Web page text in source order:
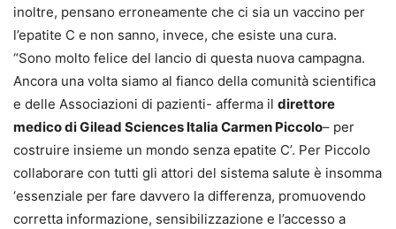
inoltre, pensano erroneamente che ci sia un vaccino per
l’epatite C e non sanno, invece, che esiste una cura.
“Sono molto felice del lancio di questa nuova campagna.
Ancora una volta siamo al fianco della comunità scientifica
e delle Associazioni di pazienti- afferma il direttore
medico di Gilead Sciences Italia Carmen Piccolo– per
costruire insieme un mondo senza epatite C’. Per Piccolo
collaborare con tutti gli attori del sistema salute è insomma
‘essenziale per fare davvero la differenza, promuovendo
corretta informazione, sensibilizzazione e l’accesso a